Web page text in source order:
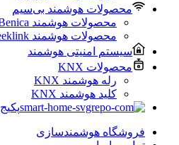
محصولات هوشمند بی‌سیم
محصولات هوشمند Benica
محصولات هوشمند Geeklink
سیستم امنیتی هوشمند
محصولات KNX
رله هوشمند KNX
کلید هوشمند KNX
فروشگاه هوشمندسازی